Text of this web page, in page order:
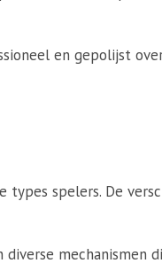
en gepolijst
spelers. De
mechanismen